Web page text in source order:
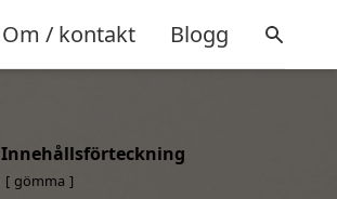
Om / kontakt Blogg
Innehållsförteckning
gömma